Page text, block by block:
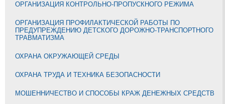
ОРГАНИЗАЦИЯ КОНТРОЛЬНО-ПРОПУСКНОГО РЕЖИМА
ОРГАНИЗАЦИЯ ПРОФИЛАКТИЧЕСКОЙ РАБОТЫ ПО
ПРЕДУПРЕЖДЕНИЮ ДЕТСКОГО ДОРОЖНО-ТРАНСПОРТНОГО
ТРАВМАТИЗМА
ОХРАНА ОКРУЖАЮЩЕЙ СРЕДЫ
ОХРАНА ТРУДА И ТЕХНИКА БЕЗОПАСНОСТИ
МОШЕННИЧЕСТВО И СПОСОБЫ КРАЖ ДЕНЕЖНЫХ СРЕДСТВ